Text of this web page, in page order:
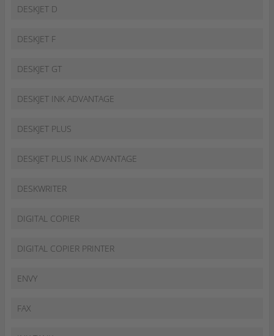
DESKJET D
DESKJET F
DESKJET GT
DESKJET INK ADVANTAGE
DESKJET PLUS
DESKJET PLUS INK ADVANTAGE
DESKWRITER
DIGITAL COPIER
DIGITAL COPIER PRINTER
ENVY
FAX